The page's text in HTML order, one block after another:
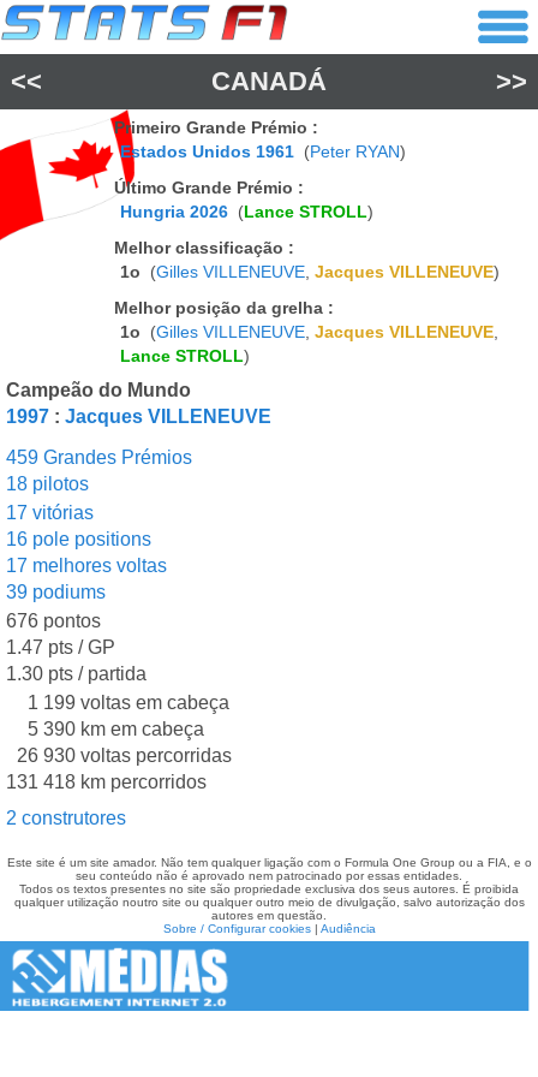
<< CANADÁ >>
Primeiro Grande Prémio :
Estados Unidos 1961 (Peter RYAN)
Último Grande Prémio :
Hungria 2026 (Lance STROLL)
Melhor classificação :
1o (Gilles VILLENEUVE Jacques VILLENEUVE)
Melhor posição da grelha :
1o (Gilles VILLENEUVE Jacques VILLENEUVE
Lance STROLL)
Campeão do Mundo
1997 : Jacques VILLENEUVE
459 Grandes Prémios
18 pilotos
17 vitórias
16 pole positions
17 melhores voltas
39 podiums
676 pontos
1.47 pts / GP
1.30 pts / partida
1 199 voltas em cabeça
5 390 km em cabeça
26 930 voltas percorridas
131 418 km percorridos
2 construtores
Este site é um site amador. Não tem qualquer ligação com o Formula One Group ou a FIA, e o
seu conteúdo não é aprovado nem patrocinado por essas entidades.
Todos os textos presentes no site são propriedade exclusiva dos seus autores. É proibida
qualquer utilização noutro site ou qualquer outro meio de divulgação, salvo autorização dos
autores em questão.
Sobre / Configurar cookies| Audiência